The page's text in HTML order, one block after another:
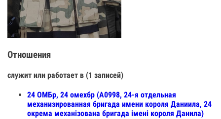
Отношения
служит или работает в (1 записей)
24 ОМБр, 24 омехбр (А0998, 24-я отдельная
механизированная бригада имени короля Даниила, 24
окрема механізована бригада імені короля Данила)